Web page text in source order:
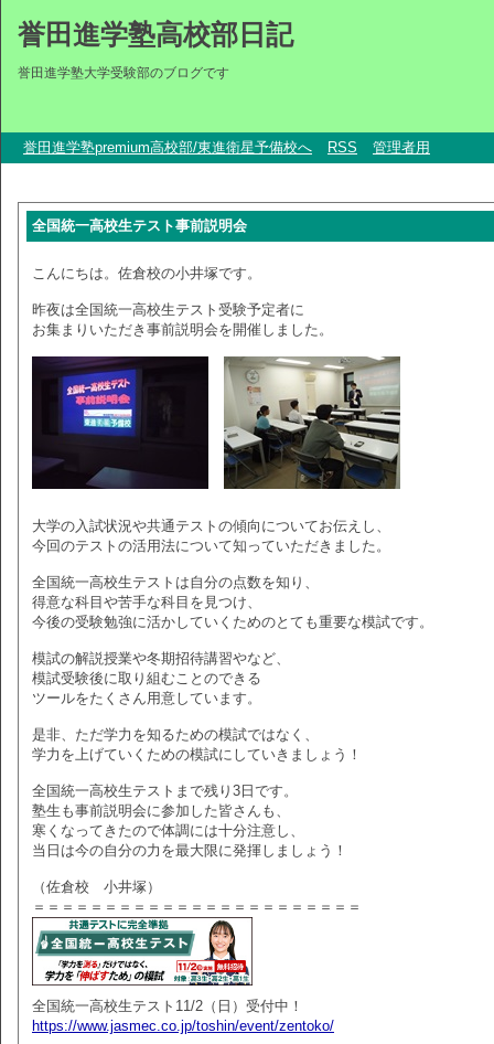
誉田進学塾高校部日記
誉田進学塾大学受験部のブログです
誉田進学塾premium高校部/東進衛星予備校へ RSS 管理者用
全国統一高校生テスト事前説明会
こんにちは。佐倉校の小井塚です。
昨夜は全国統一高校生テスト受験予定者に
お集まりいただき事前説明会を開催しました。
大学の入試状況や共通テストの傾向についてお伝えし、
今回のテストの活用法について知っていただきました。
全国統一高校生テストは自分の点数を知り、
得意な科目や苦手な科目を見つけ、
今後の受験勉強に活かしていくためのとても重要な模試です。
模試の解説授業や冬期招待講習やなど、
模試受験後に取り組むことのできる
ツールをたくさん用意しています。
是非、ただ学力を知るための模試ではなく、
学力を上げていくための模試にしていきましょう！
全国統一高校生テストまで残り3日です。
塾生も事前説明会に参加した皆さんも、
寒くなってきたので体調には十分注意し、
当日は今の自分の力を最大限に発揮しましょう！
（佐倉校 小井塚）
＝＝＝＝＝＝＝＝＝＝＝＝＝＝＝＝＝＝＝＝＝＝＝
全国統一高校生テスト11/2（日）受付中！
https://www.jasmec.co.jp/toshin/event/zentoko/